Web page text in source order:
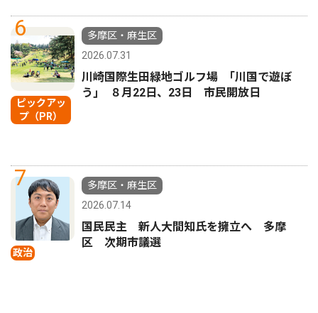
6
ピックアッ
プ（PR）
多摩区・麻生区
2026.07.31
川崎国際生田緑地ゴルフ場 ｢川国で遊ぼ
う｣ ８月22日、23日 市民開放日
7
政治
多摩区・麻生区
2026.07.14
国民民主 新人大間知氏を擁立へ 多摩
区 次期市議選